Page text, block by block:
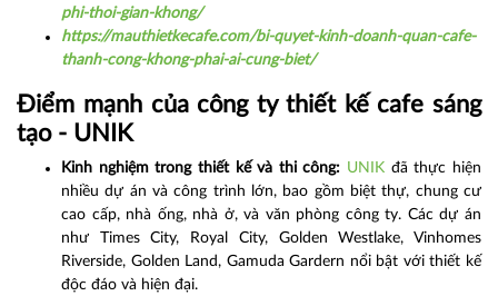
phi-thoi-gian-khong/
https://mauthietkecafe.com/bi-quyet-kinh-doanh-quan-cafe-
thanh-cong-khong-phai-ai-cung-biet/
Điểm mạnh của công ty thiết kế cafe sáng
tạo - UNIK
Kinh nghiệm trong thiết kế và thi công: UNIK đã thực hiện
nhiều dự án và công trình lớn, bao gồm biệt thự, chung cư
cao cấp, nhà ống, nhà ở, và văn phòng công ty. Các dự án
như Times City, Royal City, Golden Westlake, Vinhomes
Riverside, Golden Land, Gamuda Gardern nổi bật với thiết kế
độc đáo và hiện đại.